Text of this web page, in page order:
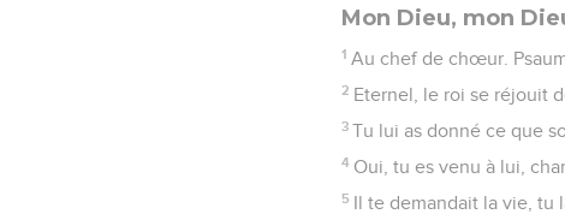
Mon Dieu, mon
1 Au chef de chœur.
2 Eternel, le roi se réjouit
3 Tu lui as donné ce que
4 Oui, tu es venu à lui,
5 Il te demandait la vie, tu